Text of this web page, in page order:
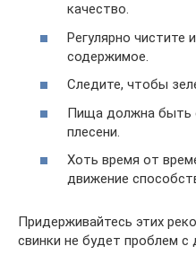
качество.
Регулярно чистите
содержимое.
Следите, чтобы
Пища должна быть
плесени.
Хоть время от
движение
Придерживайтесь этих
свинки не будет проблем с